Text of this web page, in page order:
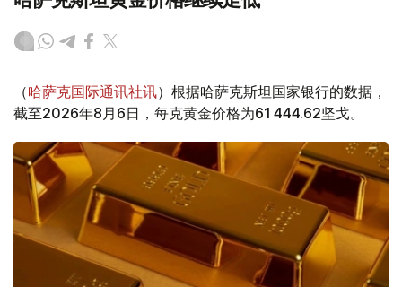
（哈萨克国际通讯社讯）根据哈萨克斯坦国家银行的数据，
截至2026年8月6日，每克黄金价格为61 444.62坚戈。